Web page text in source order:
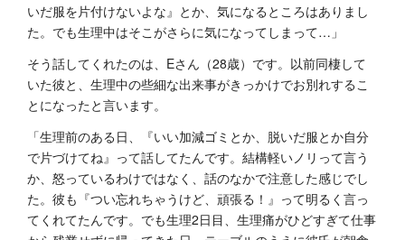
いだ服を片付けないよな』とか、気になるところはありまし
た。でも生理中はそこがさらに気になってしまって…」
そう話してくれたのは、Eさん（28歳）です。以前同棲して
いた彼と、生理中の些細な出来事がきっかけでお別れするこ
とになったと言います。
「生理前のある日、『いい加減ゴミとか、脱いだ服とか自分
で片づけてね』って話してたんです。結構軽いノリって言う
か、怒っているわけではなく、話のなかで注意した感じでし
た。彼も『つい忘れちゃうけど、頑張る！』って明るく言っ
てくれてたんです。でも生理2日目、生理痛がひどすぎて仕事